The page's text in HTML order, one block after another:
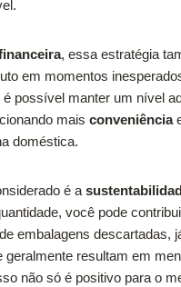
, essa estratégia
em momentos
possível manter um nível
mais conveniência
doméstica.
é a
você pode
embalagens descartadas,
resultam em
não só é positivo para o